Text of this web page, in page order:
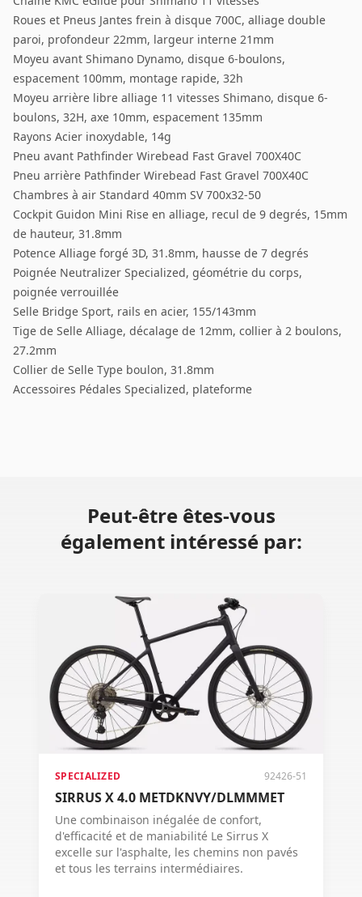
Roues et Pneus Jantes frein à disque 700C, alliage double
paroi, profondeur 22mm, largeur interne 21mm
Moyeu avant Shimano Dynamo, disque 6-boulons,
espacement 100mm, montage rapide, 32h
Moyeu arrière libre alliage 11 vitesses Shimano, disque 6-
boulons, 32H, axe 10mm, espacement 135mm
Rayons Acier inoxydable, 14g
Pneu avant Pathfinder Wirebead Fast Gravel 700X40C
Pneu arrière Pathfinder Wirebead Fast Gravel 700X40C
Chambres à air Standard 40mm SV 700x32-50
Cockpit Guidon Mini Rise en alliage, recul de 9 degrés, 15mm
de hauteur, 31.8mm
Potence Alliage forgé 3D, 31.8mm, hausse de 7 degrés
Poignée Neutralizer Specialized, géométrie du corps,
poignée verrouillée
Selle Bridge Sport, rails en acier, 155/143mm
Tige de Selle Alliage, décalage de 12mm, collier à 2 boulons,
27.2mm
Collier de Selle Type boulon, 31.8mm
Accessoires Pédales Specialized, plateforme
Peut-être êtes-vous
également intéressé par:
SPECIALIZED 92426-51
SIRRUS X 4.0 METDKNVY/DLMMMET
Une combinaison inégalée de confort,
d'efficacité et de maniabilité Le Sirrus X
excelle sur l'asphalte, les chemins non pavés
et tous les terrains intermédiaires.